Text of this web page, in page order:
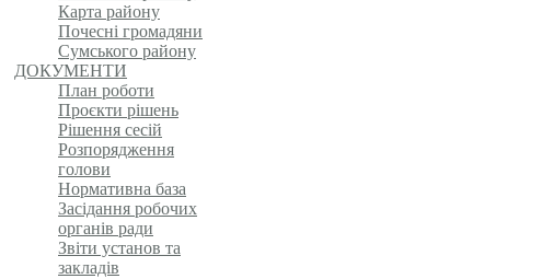
Карта району
Почесні громадяни
Сумського району
ДОКУМЕНТИ
План роботи
Проєкти рішень
Рішення сесій
Розпорядження
голови
Нормативна база
Засідання робочих
органів ради
Звіти установ та
закладів